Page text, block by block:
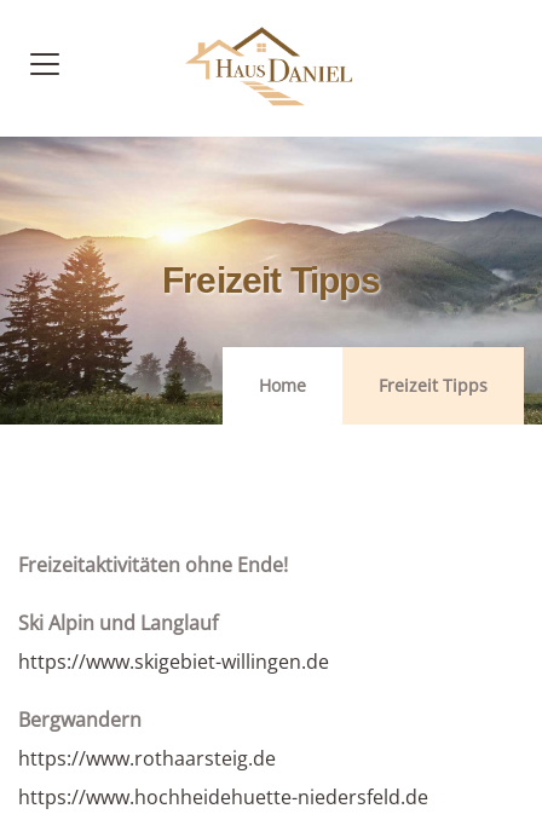
Freizeit Tipps
Home Freizeit Tipps
Freizeitaktivitäten ohne Ende!
Ski Alpin und Langlauf
https://www.skigebiet-willingen.de
Bergwandern
https://www.rothaarsteig.de
https://www.hochheidehuette-niedersfeld.de